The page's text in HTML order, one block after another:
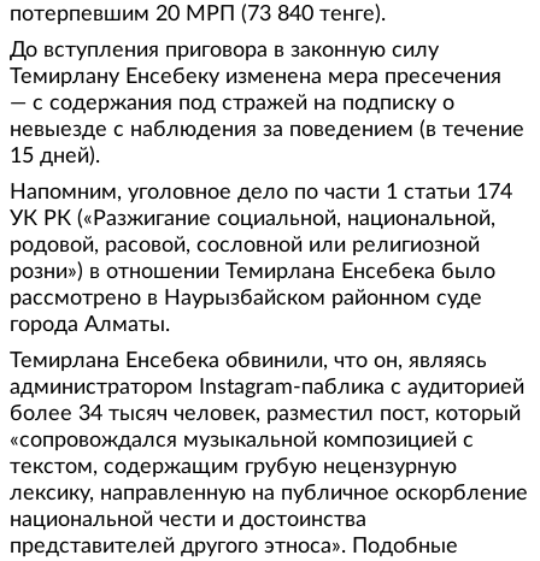
потерпевшим 20 МРП (73 840 тенге).
До вступления приговора в законную силу
Темирлану Енсебеку изменена мера пресечения
— с содержания под стражей на подписку о
невыезде с наблюдения за поведением (в течение
15 дней).
Напомним, уголовное дело по части 1 статьи 174
УК РК («Разжигание социальной, национальной,
родовой, расовой, сословной или религиозной
розни») в отношении Темирлана Енсебека было
рассмотрено в Наурызбайском районном суде
города Алматы.
Темирлана Енсебека обвинили, что он, являясь
администратором Instagram-паблика с аудиторией
более 34 тысяч человек, разместил пост, который
«сопровождался музыкальной композицией с
текстом, содержащим грубую нецензурную
лексику, направленную на публичное оскорбление
национальной чести и достоинства
представителей другого этноса». Подобные